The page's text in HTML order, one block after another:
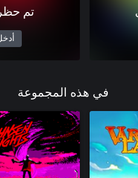
تم
في هذه المجموعة